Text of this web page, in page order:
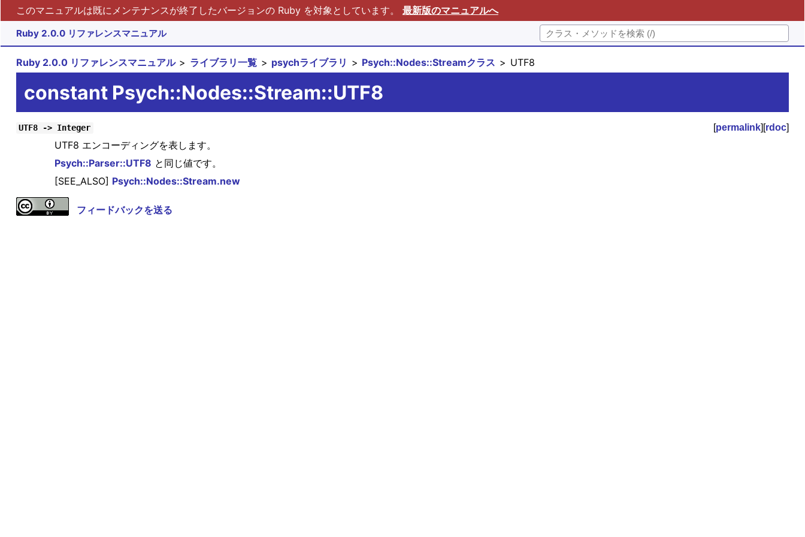
このマニュアルは既にメンテナンスが終了したバージョンの Ruby を対象としています。 最新版のマニュアルへ
Ruby 2.0.0 リファレンスマニュアル
Ruby 2.0.0 リファレンスマニュアル ライブラリ一覧 psychライブラリ Psych::Nodes::Streamクラス UTF8
constant Psych::Nodes::Stream::UTF8
UTF8 -> Integer [permalink][rdoc]
UTF8 エンコーディングを表します。
Psych::Parser::UTF8 と同じ値です。
[SEE_ALSO] Psych::Nodes::Stream.new
フィードバックを送る